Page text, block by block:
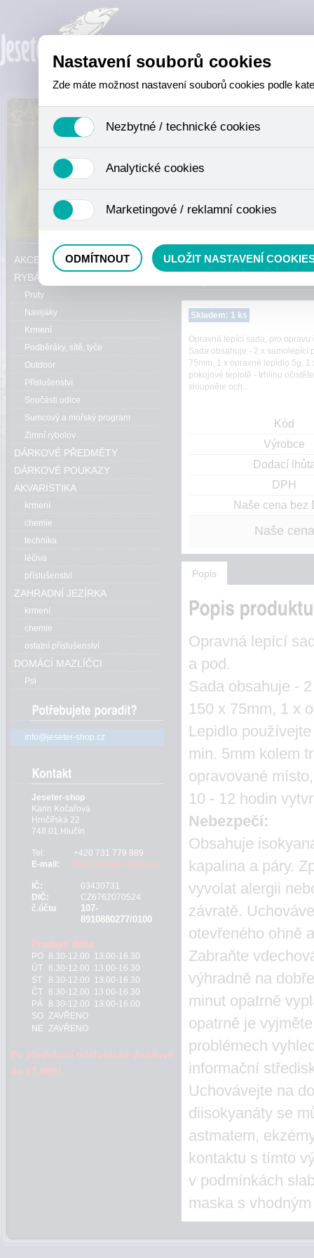
Právě se nacházíte:
Skladem: 1 ks
Opravná lepící sada, pro
Sada obsahuje - 2 x samolepící
75mm, 1 x opravné lepidlo 5g,
pokojové teplotě - trhlinu
sloupněte och...
Kód
Výrobce
Dodací
DPH
Naše cena bez
Naše cena
Popis
Opravná lepící
a pod.
Sada obsahuje -
150 x 75mm, 1 x
Lepidlo
min. 5mm kolem
opravované
10 - 12 hodin
Nebezpečí:
Obsahuje
kapalina a páry.
vyvolat alergii
závratě.
otevřeného ohně
Zabraňte
výhradně na
minut opatrně
opatrně je
problémech
informační
Uchovávejte na
diisokyanáty se
astmatem,
kontaktu s tímto
v podmínkách
maska s
AKCE, SLEVY, VÝPRODEJ
RYBÁŘSKÝ SORTIMENT
Pruty
Navijáky
Krmení
Podběráky, sítě, tyče
Outdoor
Příslušenství
Součásti udice
Sumcový a mořský program
Zimní rybolov
DÁRKOVÉ PŘEDMĚTY
DÁRKOVÉ POUKAZY
AKVARISTIKA
krmení
chemie
technika
léčiva
příslušenství
ZAHRADNÍ JEZÍRKA
krmení
chemie
ostatní příslušenství
DOMÁCÍ MAZLÍČCI
Psi
info@jeseter-shop.cz
Jeseter-shop
Karin Kočařová
Hrnčířská 22
748 01 Hlučín
Tel:
+420 731 779 889
E-mail:
info@jeseter-shop.cz
IČ:
03430731
DIČ:
CZ6762070524
č.účtu
107-
8910880277/0100
PO 8.30-12.00 13.00-16.30
ÚT
8.30-12.00 13.00-16.30
ST
8.30-12.00 13.00-16.30
ČT
8.30-12.00 13.00-16.30
PÁ
8.30-12.00 13.00-16.00
SO ZAVŘENO
NE ZAVŘENO
Po předchozí telefonické domluvě
do 17.00!!!
Nastavení souborů cookies
Zde máte možnost nastavení souborů cookies podle
Nezbytné / technické cookies
se mimo jiné k ukládání produktů v nákupním košíku,
není zapotřebí Váš souhlas a není možné jej ani odebrat.
Analytické cookies
nejedná o osobní údaje, protože anonymizované cookies
odkazy, prohlížené zboží apod.
Marketingové / reklamní cookies
ODMÍTNOUT ULOŽIT NASTAVENÍ